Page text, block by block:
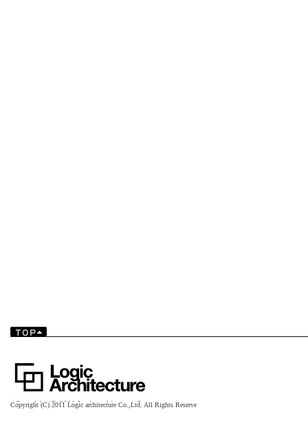
Copyright (C) 2011 Logic architecture Co.,Ltd. All Rights Reserve